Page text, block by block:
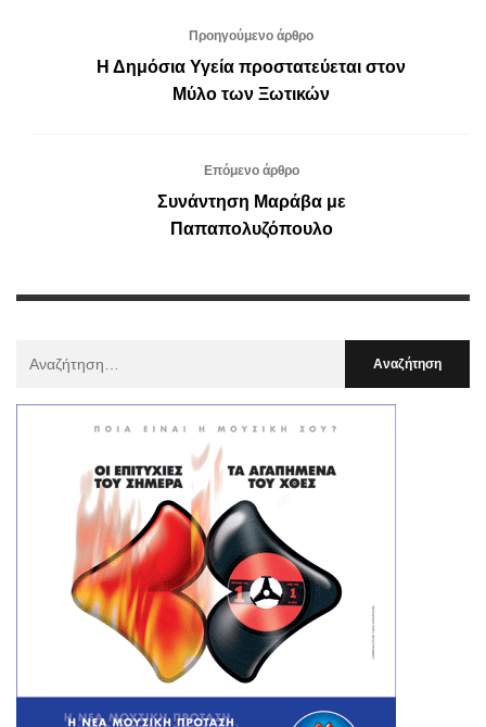
Προηγούμενο άρθρο
Η Δημόσια Υγεία προστατεύεται στον
Μύλο των Ξωτικών
Επόμενο άρθρο
Συνάντηση Μαράβα με
Παπαπολυζόπουλο
: